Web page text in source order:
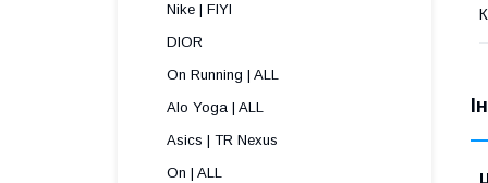
Nike | FIYI
DIOR
On Running | ALL
Alo Yoga | ALL
Asics | TR Nexus
On | ALL